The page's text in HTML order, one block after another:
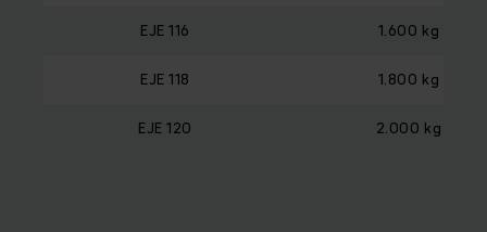
EJE 116 1.600 kg
EJE 118 1.800 kg
EJE 120 2.000 kg